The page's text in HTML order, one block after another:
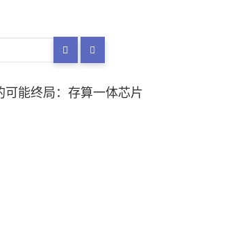
可能终局：存算一体芯片